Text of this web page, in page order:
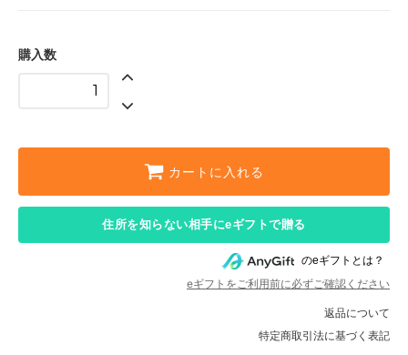
購入数
カートに入れる
住所を知らない相手にeギフトで贈る
のeギフトとは？
eギフトをご利用前に必ずご確認ください
返品について
特定商取引法に基づく表記